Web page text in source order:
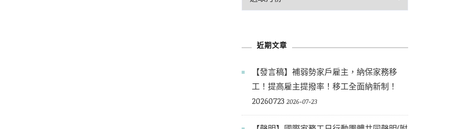
近期文章
【發言稿】補弱勢家戶雇主，納保家務移
工！提高雇主提撥率！移工全面納新制！
20260723 2026-07-23